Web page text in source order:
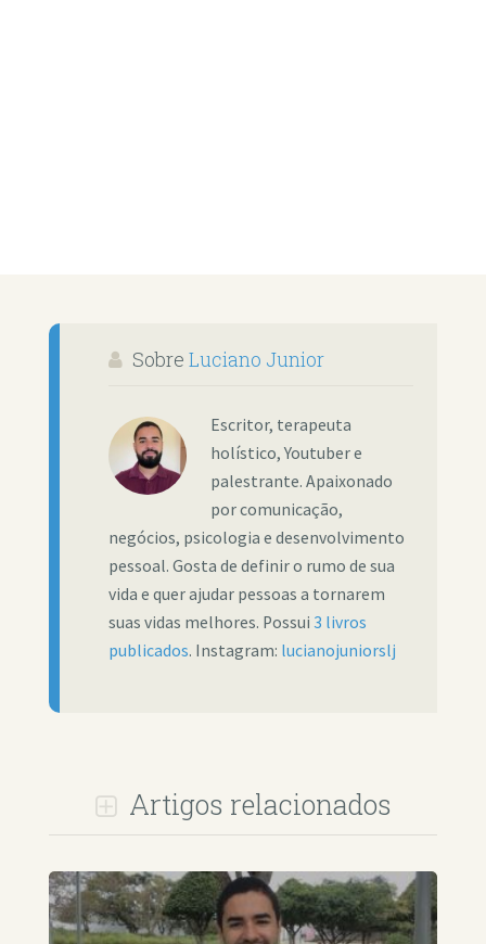
Sobre Luciano Junior
Escritor, terapeuta
holístico, Youtuber e
palestrante. Apaixonado
por comunicação,
negócios, psicologia e desenvolvimento
pessoal. Gosta de definir o rumo de sua
vida e quer ajudar pessoas a tornarem
suas vidas melhores. Possui 3 livros
publicados. Instagram: lucianojuniorslj
Artigos relacionados